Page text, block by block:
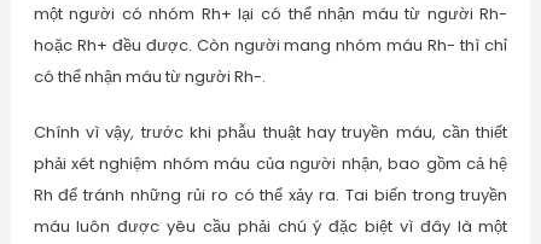
một người có nhóm Rh+ lại có thể nhận máu từ người Rh-
hoặc Rh+ đều được. Còn người mang nhóm máu Rh- thì chỉ
có thể nhận máu từ người Rh-.
Chính vì vậy, trước khi phẫu thuật hay truyền máu, cần thiết
phải xét nghiệm nhóm máu của người nhận, bao gồm cả hệ
Rh để tránh những rủi ro có thể xảy ra. Tai biến trong truyền
máu luôn được yêu cầu phải chú ý đặc biệt vì đây là một